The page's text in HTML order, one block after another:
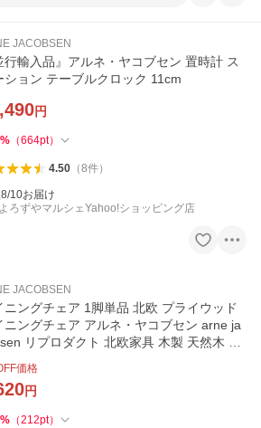
JACOBSEN
行輸入品』アルネ・ヤコブセン 置時計 ス
ション テーブルクロック 11cm
円
% （664pt）
4.50（8件）
10お届け
よろずやマルシェYahoo!ショッピング店
JACOBSEN
ニングチェア 1脚単品 北欧 プライウッド
ニングチェア アルネ・ヤコブセン arne ja
リプロダクト 北欧家具 木製 天然木 1
価格
円
% （212pt）